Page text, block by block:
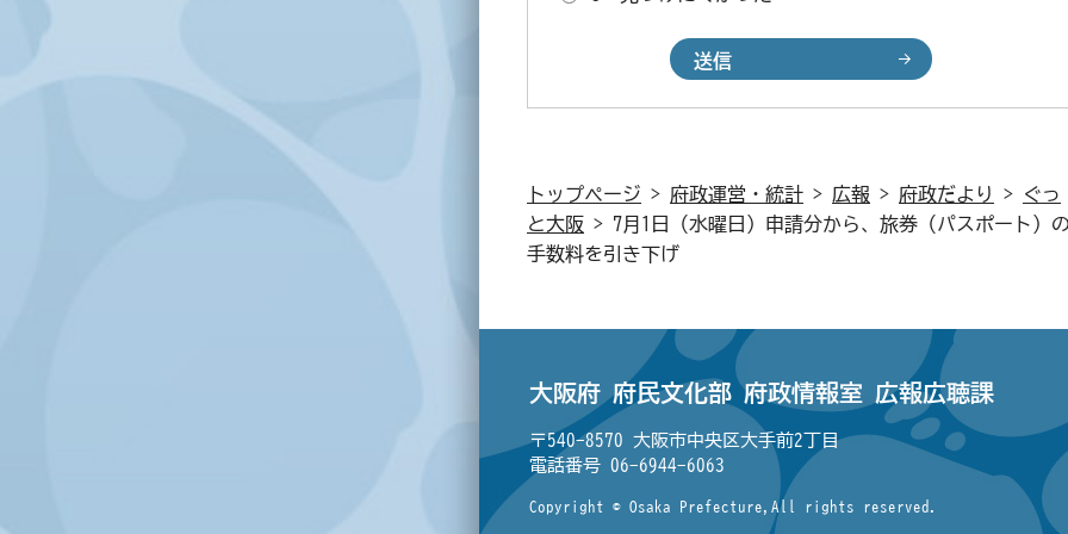
トップページ > 府政運営・統計 > 広報 > 府政だより >
ぐっ
と大阪 > 7月1日（水曜日）申請分から、旅券（パスポート）
手数料を引き下げ
大阪府 府民文化部 府政情報室 広報広聴課
〒540-8570 大阪市中央区大手前2丁目
電話番号 06-6944-6063
Copyright © Osaka Prefecture,All rights reserved.